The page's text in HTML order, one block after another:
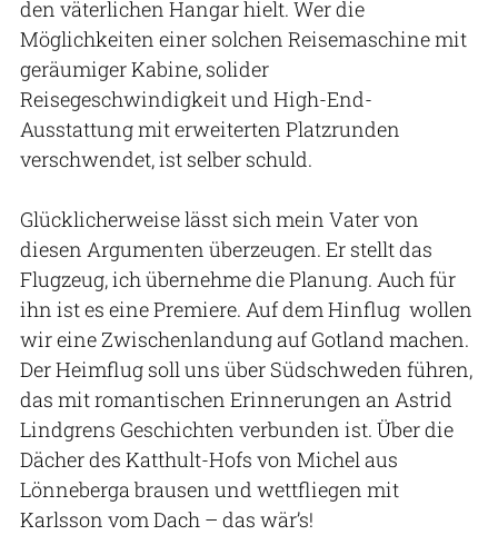
den väterlichen Hangar hielt. Wer die
Möglichkeiten einer solchen Reisemaschine mit
geräumiger Kabine, solider
Reisegeschwindigkeit und High-End-
Ausstattung mit erweiterten Platzrunden
verschwendet, ist selber schuld.
Glücklicherweise lässt sich mein Vater von
diesen Argumenten überzeugen. Er stellt das
Flugzeug, ich übernehme die Planung. Auch für
ihn ist es eine Premiere. Auf dem Hinflug wollen
wir eine Zwischenlandung auf Gotland machen.
Der Heimflug soll uns über Südschweden führen,
das mit romantischen Erinnerungen an Astrid
Lindgrens Geschichten verbunden ist. Über die
Dächer des Katthult-Hofs von Michel aus
Lönneberga brausen und wettfliegen mit
Karlsson vom Dach – das wär’s!